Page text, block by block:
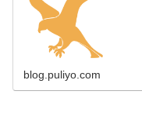
blog.puliyo.com